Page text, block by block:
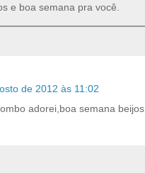
e boa semana pra você.
de 2012 às 11:02
adorei,boa semana beijos